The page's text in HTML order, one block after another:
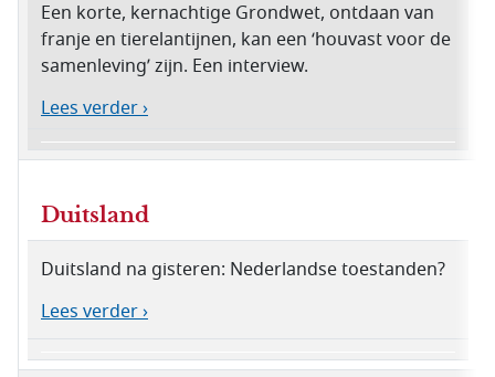
Een korte, kernachtige Grondwet, ontdaan van
franje en tierelantijnen, kan een ‘houvast voor de
samenleving’ zijn. Een interview.
Lees verder ›
Duitsland
Duitsland na gisteren: Nederlandse toestanden?
Lees verder ›